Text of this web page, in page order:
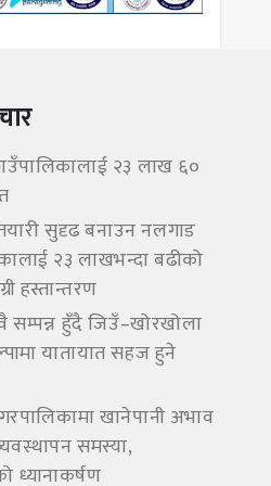
२३ लाख ६०
सुदृढ बनाउन नलगाड
२३ लाखभन्दा बढीको
हस्तान्तरण
हुँदै जिउँ–खोरखोला
यातायात सहज हुने
खानेपानी अभाव
समस्या,
ध्यानाकर्षण